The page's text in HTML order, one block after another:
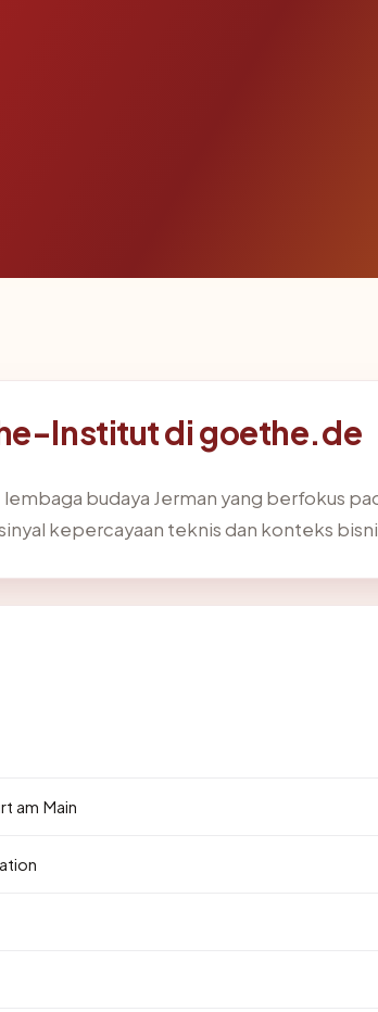
Institut di goethe.de
budaya Jerman yang berfokus
kepercayaan teknis dan konteks
am Main